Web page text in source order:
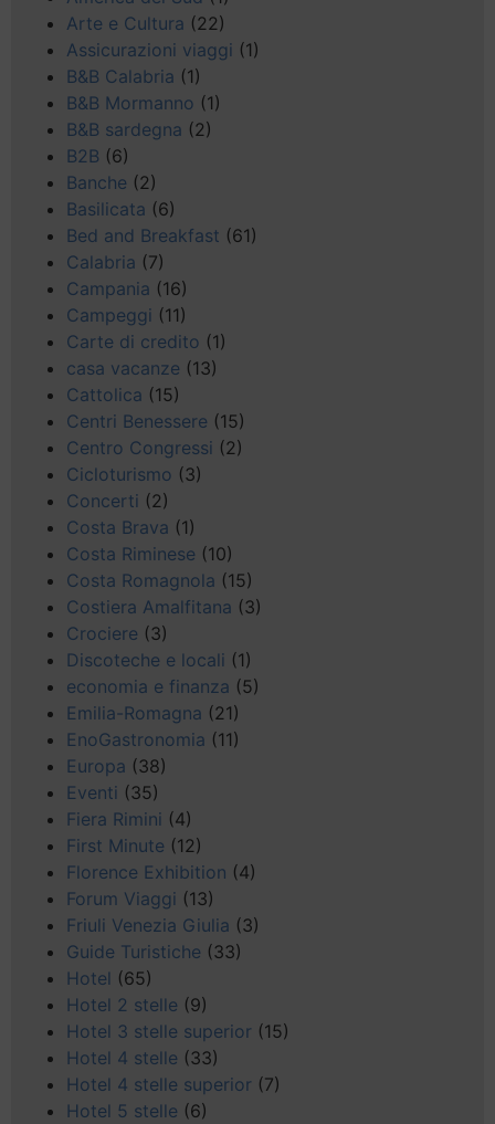
Arte e Cultura (22)
Assicurazioni viaggi (1)
B&B Calabria (1)
B&B Mormanno (1)
B&B sardegna (2)
B2B (6)
Banche (2)
Basilicata (6)
Bed and Breakfast (61)
Calabria (7)
Campania (16)
Campeggi (11)
Carte di credito (1)
casa vacanze (13)
Cattolica (15)
Centri Benessere (15)
Centro Congressi (2)
Cicloturismo (3)
Concerti (2)
Costa Brava (1)
Costa Riminese (10)
Costa Romagnola (15)
Costiera Amalfitana (3)
Crociere (3)
Discoteche e locali (1)
economia e finanza (5)
Emilia-Romagna (21)
EnoGastronomia (11)
Europa (38)
Eventi (35)
Fiera Rimini (4)
First Minute (12)
Florence Exhibition (4)
Forum Viaggi (13)
Friuli Venezia Giulia (3)
Guide Turistiche (33)
Hotel (65)
Hotel 2 stelle (9)
Hotel 3 stelle superior (15)
Hotel 4 stelle (33)
Hotel 4 stelle superior (7)
Hotel 5 stelle (6)